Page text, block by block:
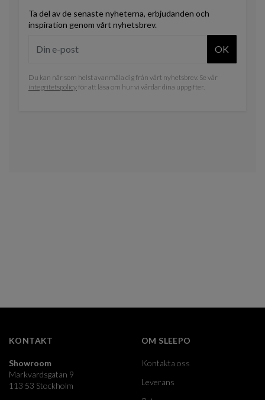
Ta del av de senaste nyheterna, erbjudanden och
inspiration genom vårt nyhetsbrev.
OK
Du kan när som helst avanmäla dig från vårt nyhetsbrev. Se vår
integritetspolicyför att läsa om hur vi vårdar dina uppgifter.
KONTAKT
Showroom
Markvardsgatan 9
113 53 Stockholm
OM SLEEPO
Kontakta oss
Leverans